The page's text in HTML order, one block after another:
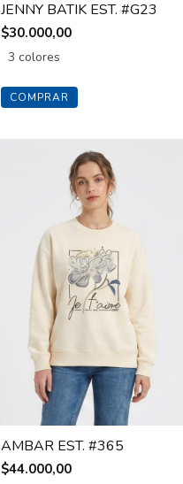
JENNY BATIK EST. #G23
$30.000,00
3 colores
COMPRAR
AMBAR EST. #365
$44.000,00